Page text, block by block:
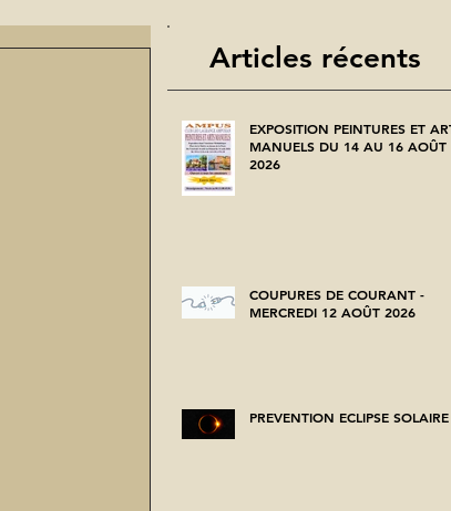
Articles récents
EXPOSITION PEINTURES ET
MANUELS DU 14 AU 16 AOÛT
2026
COUPURES DE COURANT -
MERCREDI 12 AOÛT 2026
PREVENTION ECLIPSE SOLAIRE